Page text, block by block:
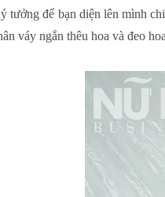
tưởng để bạn diện lên mình
váy ngắn thêu hoa và đeo